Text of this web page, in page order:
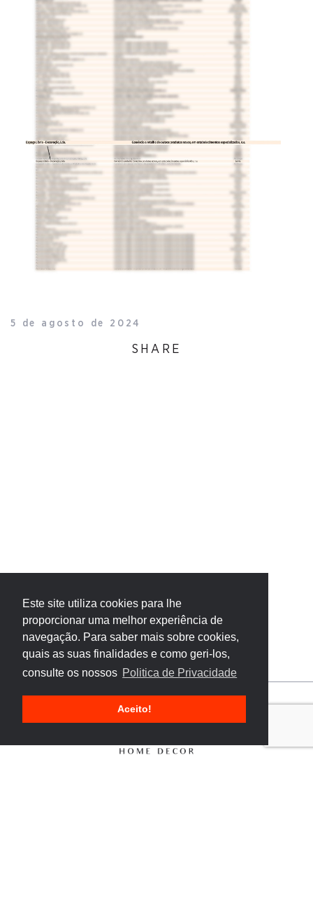
Este site utiliza cookies para lhe
proporcionar uma melhor experiência de
navegação. Para saber mais sobre cookies,
quais as suas finalidades e como geri-los,
consulte os nossos Politica de Privacidade
Aceito!
5 de agosto de 2024
SHARE